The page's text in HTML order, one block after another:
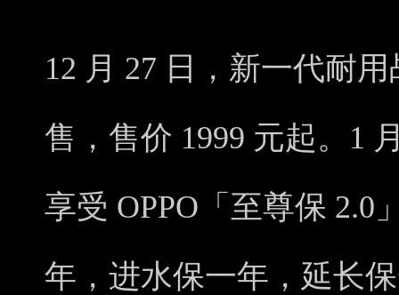
12 月 27 日，新一代耐
售，售价 1999 元起。1
享受 OPPO「至尊保 2.0
年，进水保一年，延长